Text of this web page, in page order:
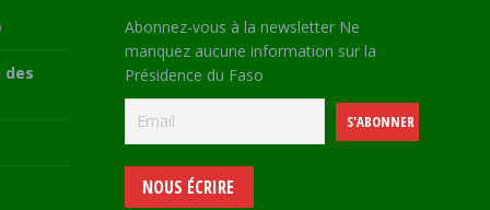
des
Abonnez-vous à la newsletter Ne
manquez aucune information sur la
Présidence du Faso
NOUS ÉCRIRE